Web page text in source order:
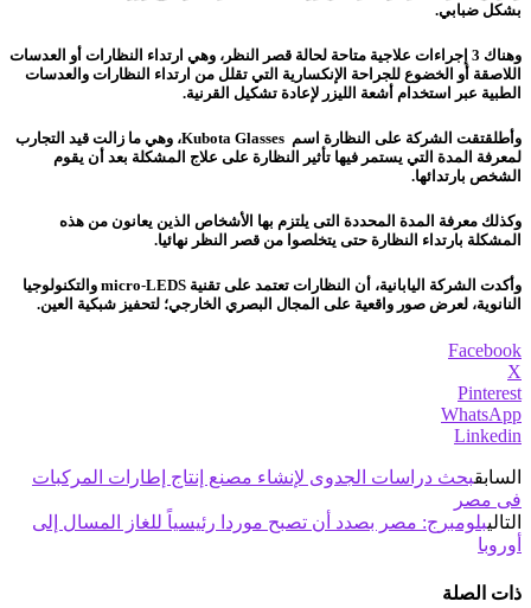
بشكل ضبابي.
وهناك 3 إجراءات علاجية متاحة لحالة قصر النظر، وهي ارتداء النظارات أو العدسات
اللاصقة أو الخضوع للجراحة الإنكسارية التي تقلل من ارتداء النظارات والعدسات
الطبية عبر استخدام أشعة الليزر لإعادة تشكيل القرنية.
وأطلقتقت الشركة على النظارة اسم Kubota Glasses، وهي ما زالت قيد التجارب
لمعرفة المدة التي يستمر فيها تأثير النظارة على علاج المشكلة بعد أن يقوم
الشخص بارتدائها.
وكذلك معرفة المدة المحددة التى يلتزم بها الأشخاص الذين يعانون من هذه
المشكلة بارتداء النظارة حتى يتخلصوا من قصر النظر نهائيا.
وأكدت الشركة اليابانية، أن النظارات تعتمد على تقنية micro-LEDS والتكنولوجيا
النانوية، لعرض صور واقعية على المجال البصري الخارجي؛ لتحفيز شبكية العين.
Facebook
X
Pinterest
WhatsApp
Linkedin
السابقبحث دراسات الجدوى لإنشاء مصنع إنتاج إطارات المركبات
فى مصر
التاليبلومبرج: مصر بصدد أن تصبح موردا رئيسياً للغاز المسال إلى
أوروبا
ذات الصلة